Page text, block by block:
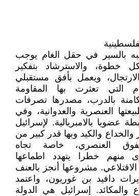
بالسير في حقل الغام يوجب
خطوة، والاسترشاد بتفكير
ويعمل بأفق مستقبلي
التي تعثرت بها المقاومة
بالدرب، مصدرها تصرفات
العنصرية والعدوانية، وفي
عضويا بالامبريالية. لإسرائيل
والكيد وبها قدر كبير من
العنصري، خاصة تجاه
منهم خطرا يتهدد اطماعها
مشروعها أنجز بالعنف
دافيد بن غوريون، واعتمد
والمكائد. إسرائيل هي الدولة